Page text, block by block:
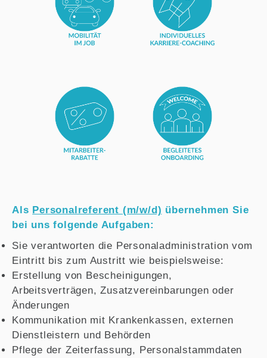
Als Personalreferent (m/w/d) übernehmen Sie
bei uns folgende Aufgaben:
Sie verantworten die Personaladministration vom
Eintritt bis zum Austritt wie beispielsweise:
Erstellung von Bescheinigungen,
Arbeitsverträgen, Zusatzvereinbarungen oder
Änderungen
Kommunikation mit Krankenkassen, externen
Dienstleistern und Behörden
Pflege der Zeiterfassung, Personalstammdaten